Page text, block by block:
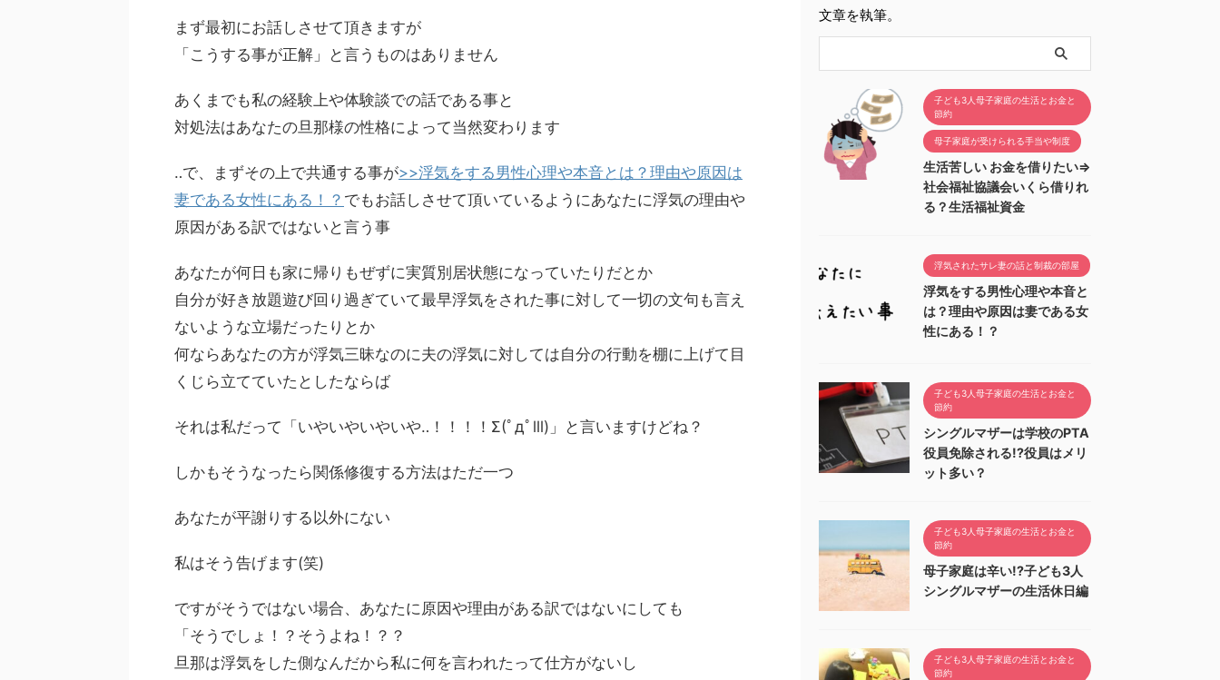
まず最初にお話しさせて頂きますが
「こうする事が正解」と言うものはありません
あくまでも私の経験上や体験談での話である事と
対処法はあなたの旦那様の性格によって当然変わります
‥で、まずその上で共通する事が>>浮気をする男性心理や本音とは？理由や原因は
妻である女性にある！？ でもお話しさせて頂いているようにあなたに浮気の理由や
原因がある訳ではない と言う事
あなたが何日も家に帰りもぜずに実質別居状態になっていたりだとか
自分が好き放題遊び回り過ぎていて最早浮気をされた事に対して一切の文句も言え
ないような立場だったりとか
何ならあなたの方が浮気三昧なのに夫の浮気に対しては自分の行動を棚に上げて目
くじら立てていたとしたならば
それは私だって「いやいやいやいや‥！！！！Σ(ﾟдﾟlll)」と言いますけどね？
しかもそうなったら関係修復する方法はただ一つ
あなたが平謝りする以外にない
私はそう告げます(笑)
ですがそうではない場合、あなたに原因や理由がある訳ではないにしても
「そうでしょ！？そうよね！？？
旦那は浮気をした側なんだから私に何を言われたって仕方がないし
文章を執筆。
子ども3人母子家庭の生活とお金と
節約
母子家庭が受けられる手当や制度
生活苦しい お金を借りたい⇒
社会福祉協議会いくら借りれ
る？生活福祉資金
浮気されたサレ妻の話と制裁の部屋
浮気をする男性心理や本音と
は？理由や原因は妻である女
性にある！？
子ども3人母子家庭の生活とお金と
節約
シングルマザーは学校のPTA
役員免除される!?役員はメリ
ット多い？
子ども3人母子家庭の生活とお金と
節約
母子家庭は辛い!?子ども3人
シングルマザーの生活休日編
子ども3人母子家庭の生活とお金と
節約